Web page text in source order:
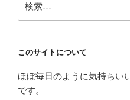
索:
このサイトについて
ほぼ毎日のように気持ちい
です。